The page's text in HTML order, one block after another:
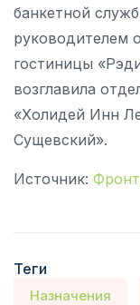
банкетной
руководителем
гостиницы
возглавила
«Холидей Инн
Сущевский».
Источник:
Теги
Назначения